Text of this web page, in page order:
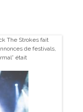
The Strokes fait
de festivals,
était